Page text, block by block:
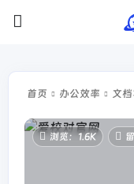
首页 办公效率 文
浏览：1.6K